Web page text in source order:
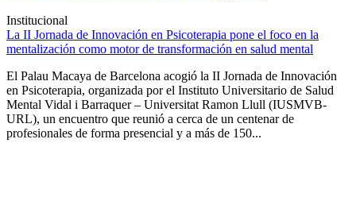
Institucional
La II Jornada de Innovación en Psicoterapia pone el foco en la
mentalización como motor de transformación en salud mental
El Palau Macaya de Barcelona acogió la II Jornada de Innovación
en Psicoterapia, organizada por el Instituto Universitario de Salud
Mental Vidal i Barraquer – Universitat Ramon Llull (IUSMVB-
URL), un encuentro que reunió a cerca de un centenar de
profesionales de forma presencial y a más de 150...